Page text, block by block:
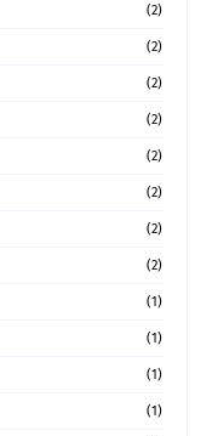
(2)
(2)
(2)
(2)
(2)
(2)
(2)
(2)
(1)
(1)
(1)
(1)